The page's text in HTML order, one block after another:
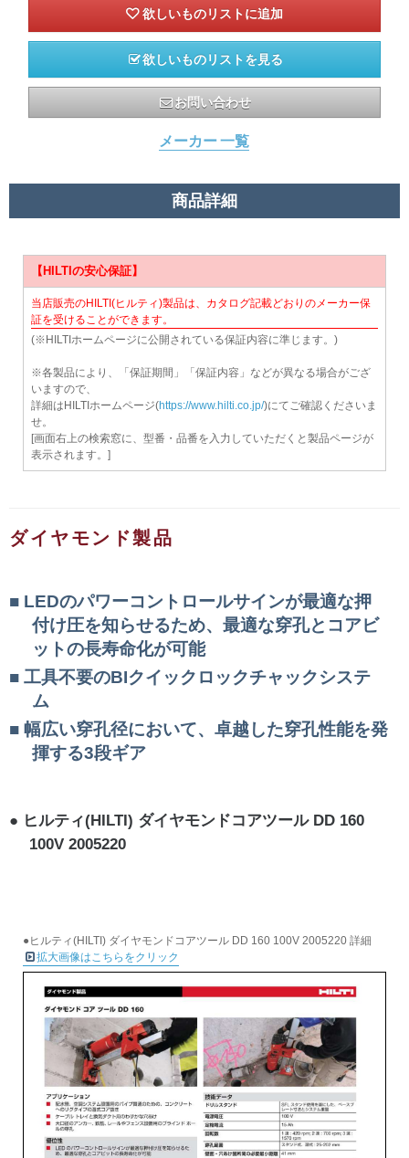
欲しいものリストを見る
お問い合わせ
メーカー 一覧
商品詳細
【HILTIの安心保証】
当店販売のHILTI(ヒルティ)製品は、カタログ記載どおりのメーカー保
証を受けることができます。
(※HILTIホームページに公開されている保証内容に準じます。)
※各製品により、「保証期間」「保証内容」などが異なる場合がござ
いますので、
詳細はHILTIホームページ(https://www.hilti.co.jp/)にてご確認くださいま
せ。
[画面右上の検索窓に、型番・品番を入力していただくと製品ページが
表示されます。]
ダイヤモンド製品
LEDのパワーコントロールサインが最適な押
付け圧を知らせるため、最適な穿孔とコアビ
ットの長寿命化が可能
工具不要のBIクイックロックチャックシステ
ム
幅広い穿孔径において、卓越した穿孔性能を発
揮する3段ギア
ヒルティ(HILTI) ダイヤモンドコアツール DD 160
100V 2005220
●ヒルティ(HILTI) ダイヤモンドコアツール DD 160 100V 2005220 詳細
拡大画像はこちらをクリック